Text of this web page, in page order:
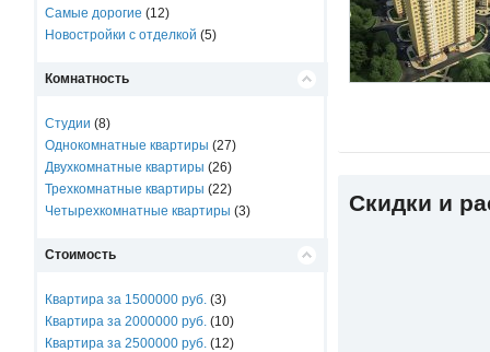
Самые дорогие (12)
Новостройки с отделкой (5)
Комнатность
Студии (8)
Однокомнатные квартиры (27)
Двухкомнатные квартиры (26)
Трехкомнатные квартиры (22)
Четырехкомнатные квартиры (3)
Стоимость
Квартира за 1500000 руб. (3)
Квартира за 2000000 руб. (10)
Квартира за 2500000 руб. (12)
Скидки и